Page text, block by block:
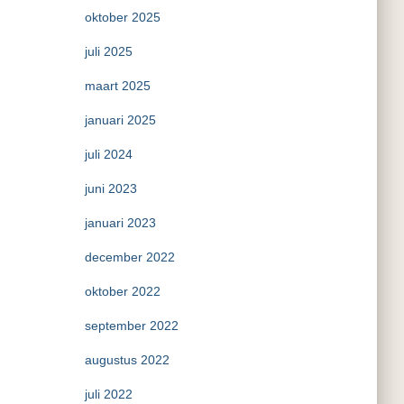
oktober 2025
juli 2025
maart 2025
januari 2025
juli 2024
juni 2023
januari 2023
december 2022
oktober 2022
september 2022
augustus 2022
juli 2022